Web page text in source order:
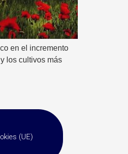
en el incremento
los cultivos más
(UE)